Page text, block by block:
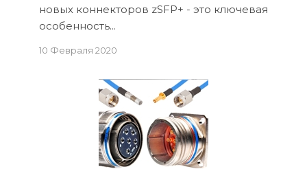
новых коннекторов zSFP+ - это ключевая
особенность...
10 Февраля 2020